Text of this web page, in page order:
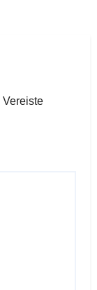
Vereiste